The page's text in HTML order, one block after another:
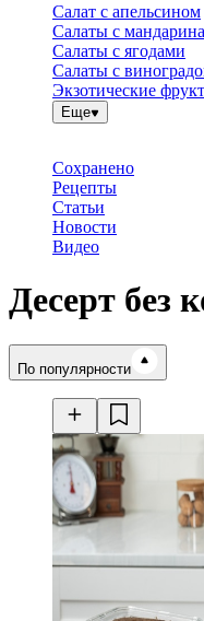
Салат с апельсином
Салаты с
Салаты с ягодами
Салаты с
Экзотические
Еще
Сохранено
Рецепты
Статьи
Новости
Видео
Десерт без
Время готовки
По популярности